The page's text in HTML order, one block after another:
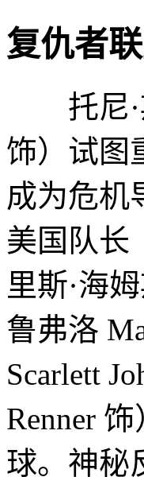
复仇者联
托尼·斯
饰）试图
成为危
美国队长
里斯·海
鲁弗洛
Scarlett
Renner
球。神秘